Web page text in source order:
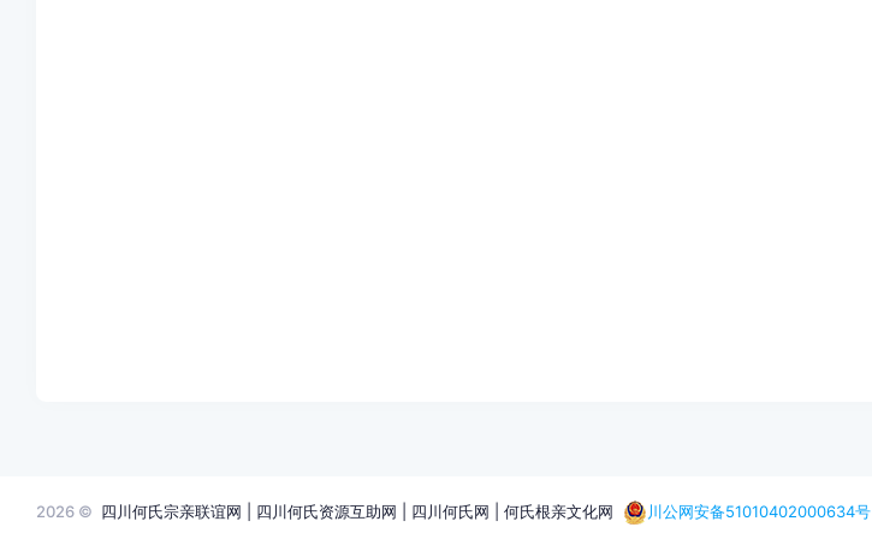
2026 © 四川何氏宗亲联谊网 | 四川何氏资源互助网 | 四川何氏网 | 何氏根亲文化网 川公网安备51010402000634号